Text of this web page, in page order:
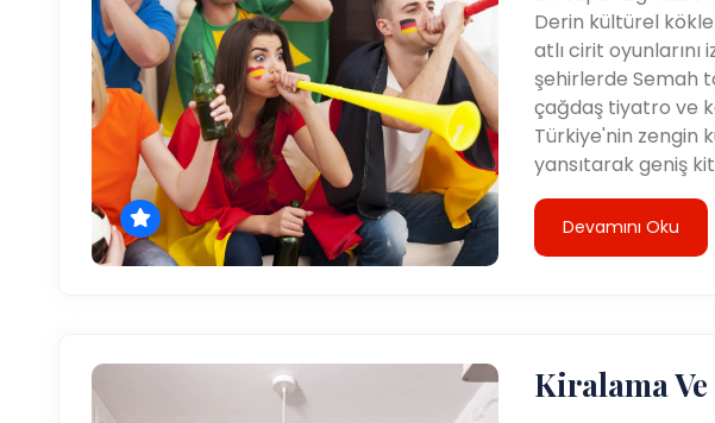
Derin kültürel
atlı cirit
şehirlerde Semah
çağdaş tiyatro ve
Türkiye'nin zengin
yansıtarak geniş
Devamını Oku
Kiralama Ve